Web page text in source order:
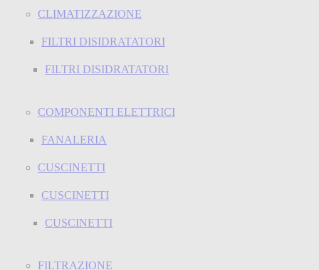
CLIMATIZZAZIONE
FILTRI DISIDRATATORI
FILTRI DISIDRATATORI
COMPONENTI ELETTRICI
FANALERIA
CUSCINETTI
CUSCINETTI
CUSCINETTI
FILTRAZIONE